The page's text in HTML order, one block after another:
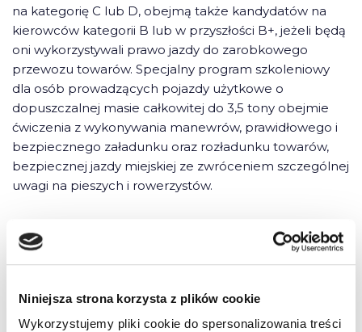
Niniejsza strona korzysta z plików cookie
Wykorzystujemy pliki cookie do spersonalizowania treści
na kategorię C lub D, obejmą także kandydatów na
kierowców kategorii B lub w przyszłości B+, jeżeli będą
oni wykorzystywali prawo jazdy do zarobkowego
przewozu towarów. Specjalny program szkoleniowy
dla osób prowadzących pojazdy użytkowe o
dopuszczalnej masie całkowitej do 3,5 tony obejmie
ćwiczenia z wykonywania manewrów, prawidłowego i
bezpiecznego załadunku oraz rozładunku towarów,
bezpiecznej jazdy miejskiej ze zwróceniem szczególnej
uwagi na pieszych i rowerzystów.